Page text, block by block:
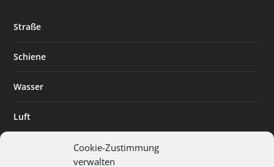
Cookie-Zustimmung
verwalten
Straße
Schiene
Wasser
Luft